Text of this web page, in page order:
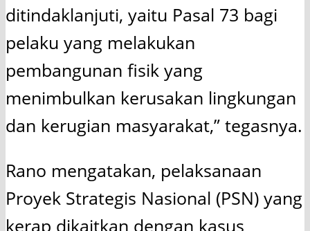
ditindaklanjuti, yaitu Pasal 73 bagi
pelaku yang melakukan
pembangunan fisik yang
menimbulkan kerusakan lingkungan
dan kerugian masyarakat,” tegasnya.
Rano mengatakan, pelaksanaan
Proyek Strategis Nasional (PSN) yang
kerap dikaitkan dengan kasus